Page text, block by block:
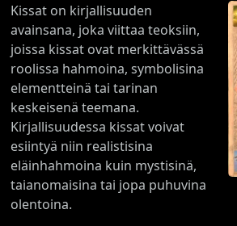
Kissat on kirjallisuuden
avainsana, joka viittaa teoksiin,
joissa kissat ovat merkittävässä
roolissa hahmoina, symbolisina
elementteinä tai tarinan
keskeisenä teemana.
Kirjallisuudessa kissat voivat
esiintyä niin realistisina
eläinhahmoina kuin mystisinä,
taianomaisina tai jopa puhuvina
olentoina.